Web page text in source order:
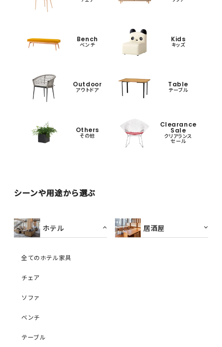
Bench
ベンチ
Kids
キッズ
Outdoor
アウトドア
Table
テーブル
Others
その他
Clearance
Sale
クリアランス
セール
シーンや用途から選ぶ
ホテル
全てのホテル家具
チェア
ソファ
ベンチ
テーブル
居酒屋